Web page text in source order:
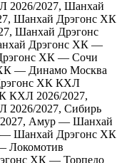
2026/2027, Шанхай
Шанхай Дрэгонс ХК
Шанхай Дрэгонс
Дрэгонс ХК —
ХК — Сочи
— Динамо Москва
ХК КХЛ
КХЛ 2026/2027,
2026/2027, Сибирь
Амур — Шанхай
Шанхай Дрэгонс ХК
Локомотив
ХК — Торпедо